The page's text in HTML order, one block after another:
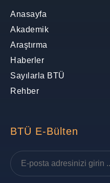
Anasayfa
Akademik
Araştırma
Haberler
Sayılarla BTÜ
Rehber
BTÜ E-Bülten